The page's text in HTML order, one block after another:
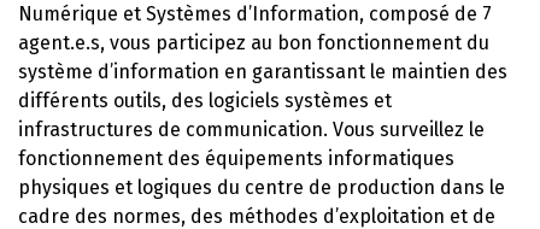
Numérique et Systèmes d’Information, composé de 7
agent.e.s, vous participez au bon fonctionnement du
système d’information en garantissant le maintien des
différents outils, des logiciels systèmes et
infrastructures de communication. Vous surveillez le
fonctionnement des équipements informatiques
physiques et logiques du centre de production dans le
cadre des normes, des méthodes d’exploitation et de